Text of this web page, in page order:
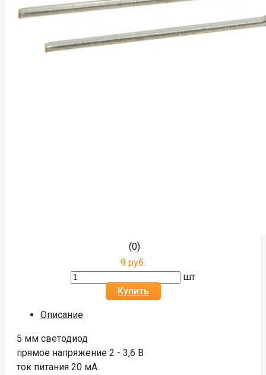
(0)
9 руб.
шт
Купить
Описание
5 мм светодиод
прямое напряжение 2 - 3,6 В
ток питания 20 мА